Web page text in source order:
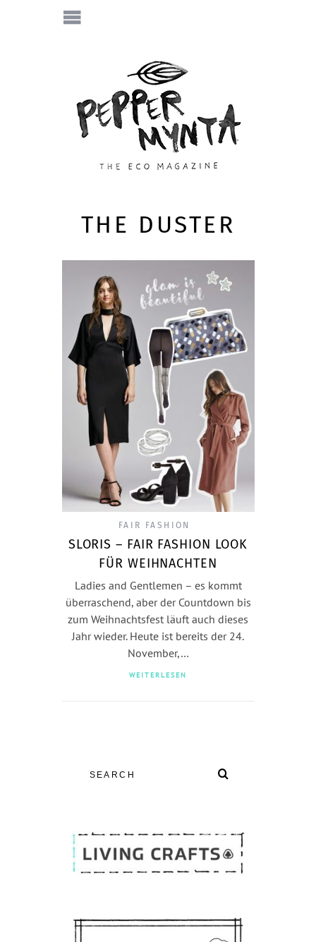
THE DUSTER
FAIR FASHION
SLORIS – FAIR FASHION LOOK
FÜR WEIHNACHTEN
Ladies and Gentlemen – es kommt
überraschend, aber der Countdown bis
zum Weihnachtsfest läuft auch dieses
Jahr wieder. Heute ist bereits der 24.
November,…
WEITERLESEN